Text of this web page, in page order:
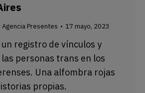
Agencia Presentes 17 mayo, 2023
un registro de vínculos y
personas trans en los
Una alfombra rojas
propias.